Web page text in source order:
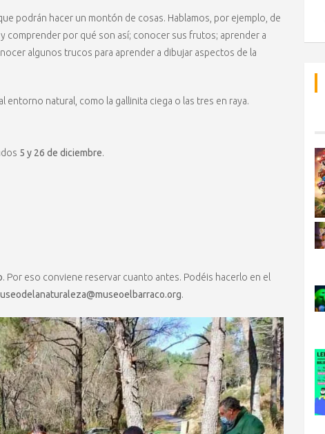
podrán hacer un montón de cosas. Hablamos, por ejemplo, de
comprender por qué son así; conocer sus frutos; aprender a
algunos trucos para aprender a dibujar aspectos de la
entorno natural, como la gallinita ciega o las tres en raya.
5 y 26 de diciembre.
. Por eso conviene reservar cuanto antes. Podéis hacerlo en el
.